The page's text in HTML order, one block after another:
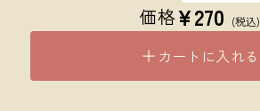
価格¥270 (税込)
カートに入れる